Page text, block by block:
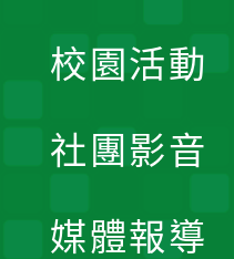
校園活動
社團影音
媒體報導